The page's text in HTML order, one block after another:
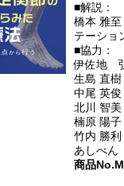
■解説：
橋本 雅
テーシ
■協力：
伊佐地
生島 直
中尾 英俊
北川 智美
楠原 陽
竹内 勝
あしべん
商品